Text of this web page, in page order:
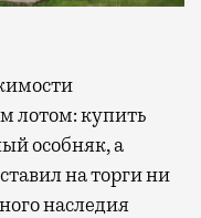
лотом: купить
особняк, а
на торги ни
наследия